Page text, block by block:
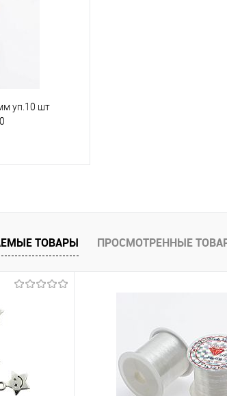
уп.10 шт
ТОВАРЫ ПРОСМОТРЕННЫЕ